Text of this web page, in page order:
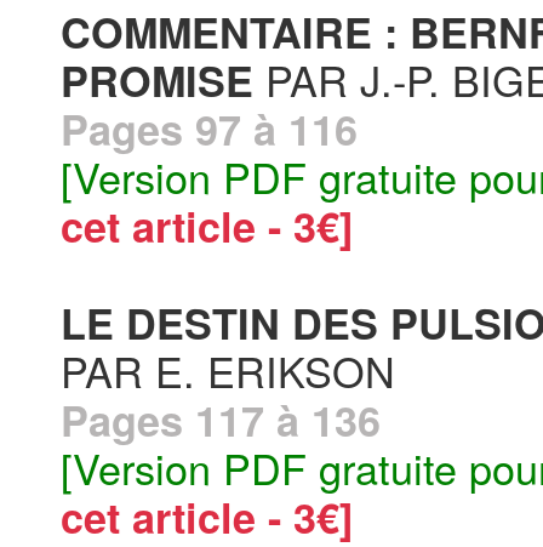
COMMENTAIRE :
PROMISE PAR J.-P.
Pages 97 à 116
[Version PDF gratuite
cet article - 3€]
LE DESTIN DES
PAR E. ERIKSON
Pages 117 à 136
[Version PDF gratuite
cet article - 3€]